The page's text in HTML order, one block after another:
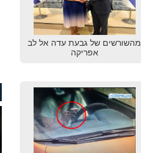
מהשורשים של גבעת עדה אל לב
אפריקה